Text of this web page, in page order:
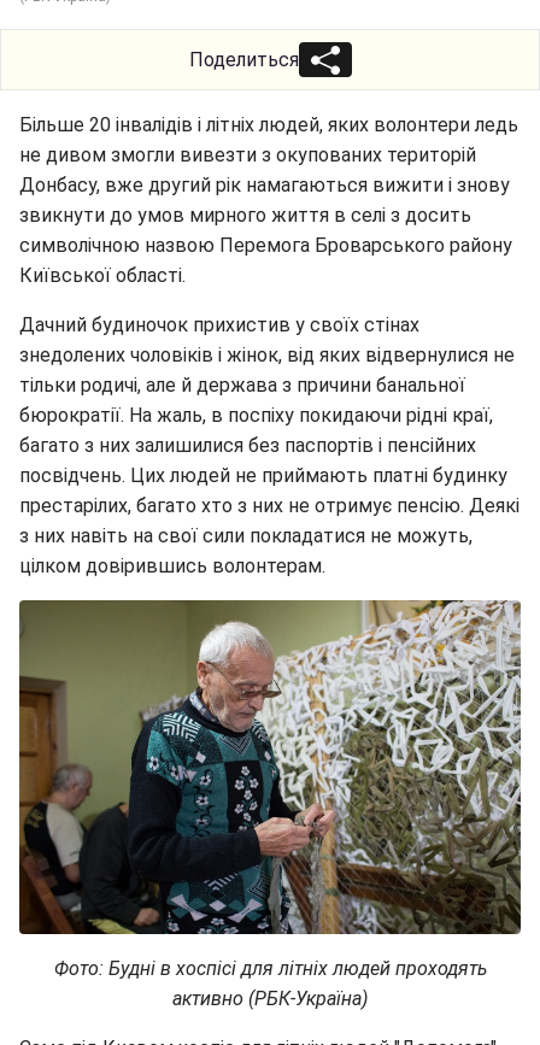
Поделиться
Більше 20 інвалідів і літніх людей, яких волонтери ледь
не дивом змогли вивезти з окупованих територій
Донбасу, вже другий рік намагаються вижити і знову
звикнути до умов мирного життя в селі з досить
символічною назвою Перемога Броварського району
Київської області.
Дачний будиночок прихистив у своїх стінах
знедолених чоловіків і жінок, від яких відвернулися не
тільки родичі, але й держава з причини банальної
бюрократії. На жаль, в поспіху покидаючи рідні краї,
багато з них залишилися без паспортів і пенсійних
посвідчень. Цих людей не приймають платні будинку
престарілих, багато хто з них не отримує пенсію. Деякі
з них навіть на свої сили покладатися не можуть,
цілком довірившись волонтерам.
Фото: Будні в хоспісі для літніх людей проходять
активно (РБК-Україна)